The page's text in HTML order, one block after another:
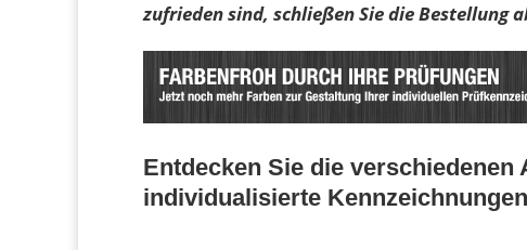
zufrieden sind, schließen Sie die Bestellung
Entdecken Sie die verschiedenen
individualisierte